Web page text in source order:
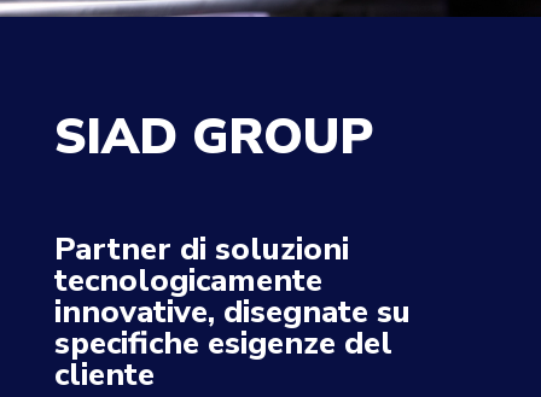
SIAD GROUP
Partner di soluzioni
tecnologicamente
innovative, disegnate su
specifiche esigenze del
cliente